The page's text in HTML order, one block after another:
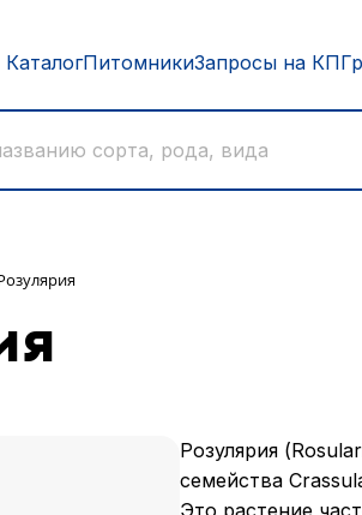
КаталогПитомникиЗапросы на КП
Розулярия
семейства
Это растение